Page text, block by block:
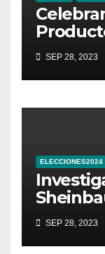
SEP 28, 2023
ELECCIONES2024
deSEP 28, 2023